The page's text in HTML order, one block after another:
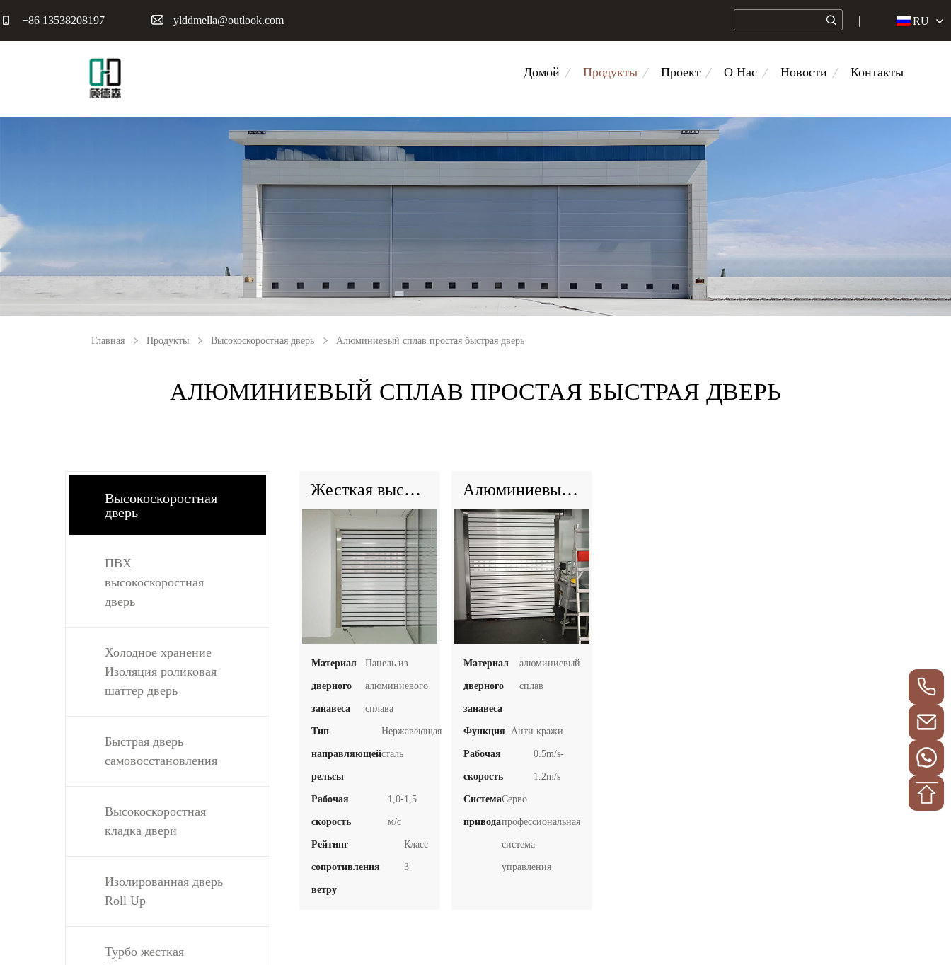
+86 13538208197 ylddmella@outlook.com RU
Домой Продукты Проект О Нас Новости Контакты
Главная Продукты Высокоскоростная дверь Алюминиевый сплав простая быстрая дверь
АЛЮМИНИЕВЫЙ СПЛАВ ПРОСТАЯ БЫСТРАЯ ДВЕРЬ
Высокоскоростная
дверь
ПВХ
высокоскоростная
дверь
Холодное хранение
Изоляция роликовая
шаттер дверь
Быстрая дверь
самовосстановления
Высокоскоростная
кладка двери
Изолированная дверь
Roll Up
Турбо жесткая
Жесткая высокоскоростная дверь из алюминиевого сплава
Материал
дверного
занавеса
Панель из
алюминиевого
сплава
Тип
направляющей
рельсы
Нержавеющая
сталь
Рабочая
скорость
1,0-1,5
м/с
Рейтинг
сопротивления
ветру
Класс
3
Алюминиевый сплав простая быстрая дверь
Материал
дверного
занавеса
алюминиевый
сплав
Функция Анти кражи
Рабочая
скорость
0.5m/s-
1.2m/s
Система
привода
Серво
профессиональная
система
управления